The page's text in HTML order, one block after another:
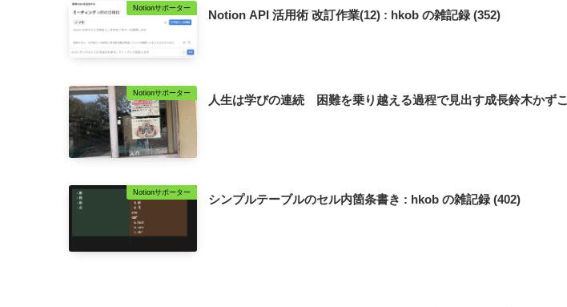
Notionサポーター
Notion API 活用術 改訂作業(12) : hkob の雑記録 (352)
Notionサポーター
人生は学びの連続 困難を乗り越える過程で見出す成長鈴木かずこ
Notionサポーター
シンプルテーブルのセル内箇条書き : hkob の雑記録 (402)